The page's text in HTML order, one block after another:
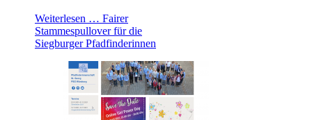
Weiterlesen … Fairer
Stammespullover für die
Siegburger Pfadfinderinnen